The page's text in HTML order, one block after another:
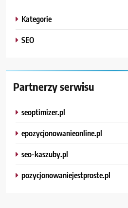
Kategorie
SEO
Partnerzy serwisu
seoptimizer.pl
epozycjonowanieonline.pl
seo-kaszuby.pl
pozycjonowaniejestproste.pl